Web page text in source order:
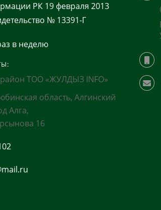
РК 19 февраля 2013
№ 13391-Г
в неделю
ТОО «ЖУЛДЫЗ INFO»
область, Алгинский
Алга,
16